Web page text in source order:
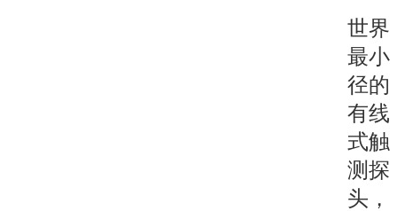
世界
最小
径的
有线
式触
测探
头，